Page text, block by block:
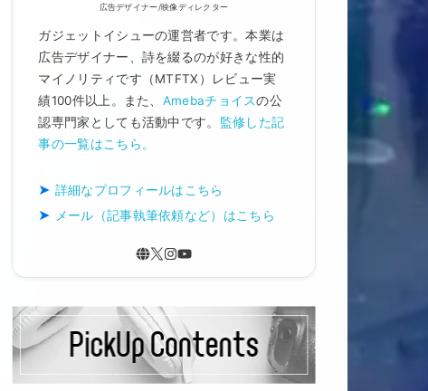
広告デザイナー/映像ディレクター
ガジェットイシューの運営者です。本業は
広告デザイナー、詩を綴るのが好きな性的
マイノリティです（MTFTX）レビュー実
績100件以上。また、 Amebaチョイスの公
認専門家としても活動中です。 監修した記
事の一覧はこちら。
詳細なプロフィールはこちら
メール（記事執筆依頼など）はこちら